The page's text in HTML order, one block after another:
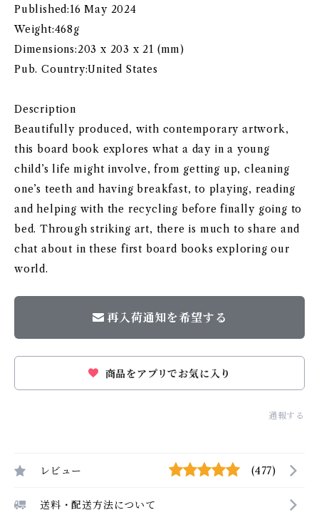
Published:16 May 2024
Weight:468g
Dimensions:203 x 203 x 21 (mm)
Pub. Country:United States
Description
Beautifully produced, with contemporary artwork,
this board book explores what a day in a young
child’s life might involve, from getting up, cleaning
one’s teeth and having breakfast, to playing, reading
and helping with the recycling before finally going to
bed. Through striking art, there is much to share and
chat about in these first board books exploring our
world.
再入荷通知を希望する
商品をアプリでお気に入り
通報する
レビュー (477)
送料・配送方法について